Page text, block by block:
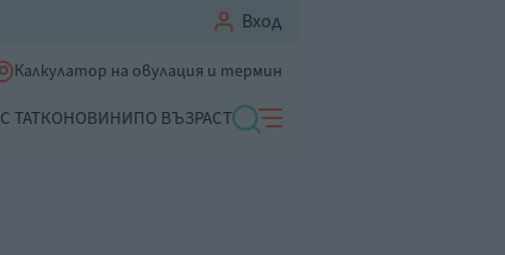
Вход
Калкулатор на овулация и термин
С ТАТКОНОВИНИПО ВЪЗРАСТ